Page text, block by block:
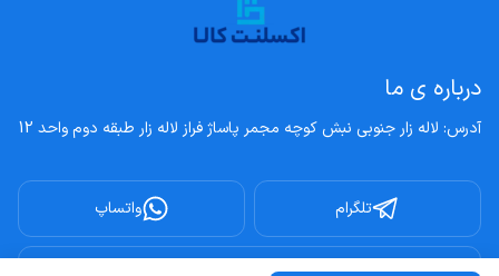
درباره ی ما
آدرس: لاله زار جنوبی نبش کوچه مجمر پاساژ فراز لاله زار طبقه دوم واحد 12
تلگرام واتساپ